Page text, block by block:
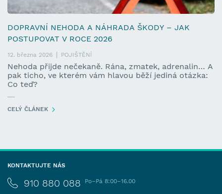
DOPRAVNÍ NEHODA A NÁHRADA ŠKODY – JAK
POSTUPOVAT V ROCE 2026
12. března 2026 POJIŠTĚNÍ
Nehoda přijde nečekaně. Rána, zmatek, adrenalin… A
pak ticho, ve kterém vám hlavou běží jediná otázka:
Co teď?
CELÝ ČLÁNEK
KONTAKTUJTE NÁS
910 880 088 Po–Pá 8:00–16.00